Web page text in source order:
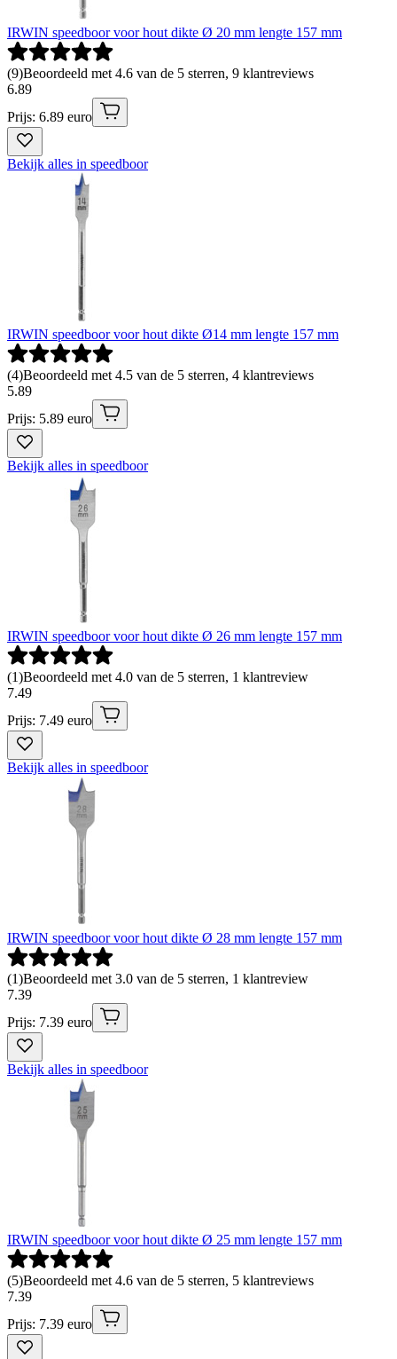
IRWIN speedboor voor hout dikte Ø 20 mm lengte 157 mm
(9)Beoordeeld met 4.6 van de 5 sterren, 9 klantreviews
6.89
Prijs: 6.89 euro
Bekijk alles in speedboor
IRWIN speedboor voor hout dikte Ø14 mm lengte 157 mm
(4)Beoordeeld met 4.5 van de 5 sterren, 4 klantreviews
5.89
Prijs: 5.89 euro
Bekijk alles in speedboor
IRWIN speedboor voor hout dikte Ø 26 mm lengte 157 mm
(1)Beoordeeld met 4.0 van de 5 sterren, 1 klantreview
7.49
Prijs: 7.49 euro
Bekijk alles in speedboor
IRWIN speedboor voor hout dikte Ø 28 mm lengte 157 mm
(1)Beoordeeld met 3.0 van de 5 sterren, 1 klantreview
7.39
Prijs: 7.39 euro
Bekijk alles in speedboor
IRWIN speedboor voor hout dikte Ø 25 mm lengte 157 mm
(5)Beoordeeld met 4.6 van de 5 sterren, 5 klantreviews
7.39
Prijs: 7.39 euro